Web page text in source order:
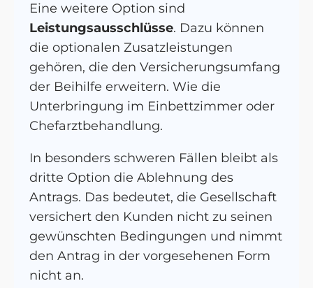
Eine weitere Option sind
Leistungsausschlüsse. Dazu können
die optionalen Zusatzleistungen
gehören, die den Versicherungsumfang
der Beihilfe erweitern. Wie die
Unterbringung im Einbettzimmer oder
Chefarztbehandlung.
In besonders schweren Fällen bleibt als
dritte Option die Ablehnung des
Antrags. Das bedeutet, die Gesellschaft
versichert den Kunden nicht zu seinen
gewünschten Bedingungen und nimmt
den Antrag in der vorgesehenen Form
nicht an.